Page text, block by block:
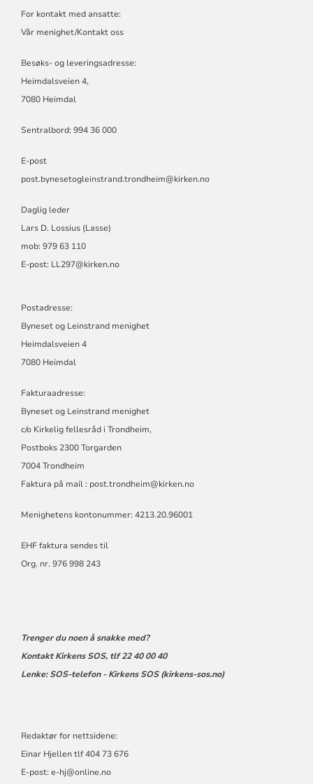
For kontakt med ansatte:
Vår menighet/Kontakt oss
Besøks- og leveringsadresse:
Heimdalsveien 4,
7080 Heimdal
Sentralbord: 994 36 000
E-post
post.bynesetogleinstrand.trondheim@kirken.no
Daglig leder
Lars D. Lossius (Lasse)
mob: 979 63 110
E-post: LL297@kirken.no
Postadresse:
Byneset og Leinstrand menighet
Heimdalsveien 4
7080 Heimdal
Fakturaadresse:
Byneset og Leinstrand menighet
c/o Kirkelig fellesråd i Trondheim,
Postboks 2300 Torgarden
7004 Trondheim
Faktura på mail : post.trondheim@kirken.no
Menighetens kontonummer: 4213.20.96001
EHF faktura sendes til
Org. nr. 976 998 243
Trenger du noen å snakke med?
Kontakt Kirkens SOS, tlf 22 40 00 40
Lenke:SOS-telefon - Kirkens SOS (kirkens-sos.no)
Redaktør for nettsidene:
Einar Hjellen tlf 404 73 676
E-post: e-hj@online.no